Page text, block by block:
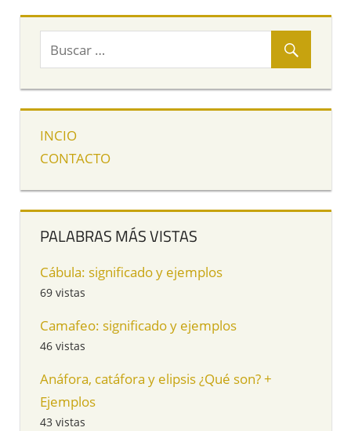
INCIO
CONTACTO
PALABRAS MÁS VISTAS
Cábula: significado y ejemplos
69 vistas
Camafeo: significado y ejemplos
46 vistas
Anáfora, catáfora y elipsis ¿Qué son? +
Ejemplos
43 vistas